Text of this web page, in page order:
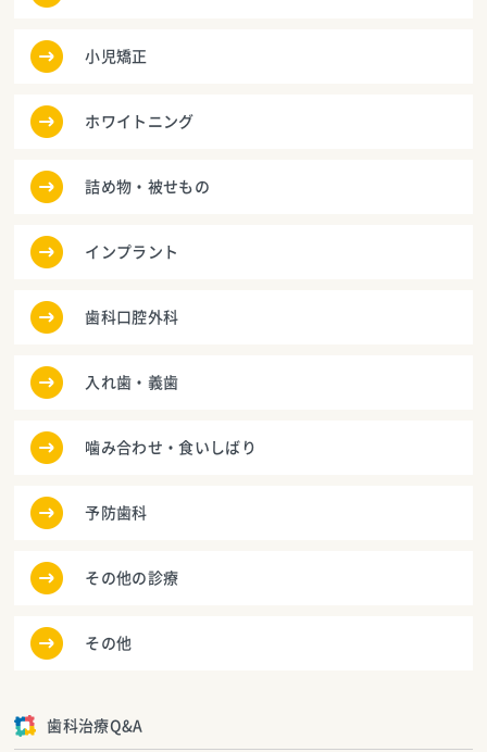
小児矯正
ホワイトニング
詰め物・被せもの
インプラント
歯科口腔外科
入れ歯・義歯
噛み合わせ・食いしばり
予防歯科
その他の診療
その他
歯科治療Q&A